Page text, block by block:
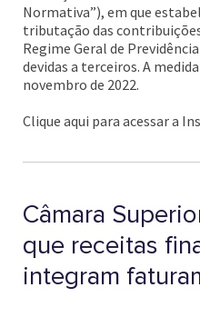
Normativa”), em que
tributação das
Regime Geral de
devidas a terceiros. A
novembro de 2022.
Clique aqui para acessar a
Câmara
que receitas
integram